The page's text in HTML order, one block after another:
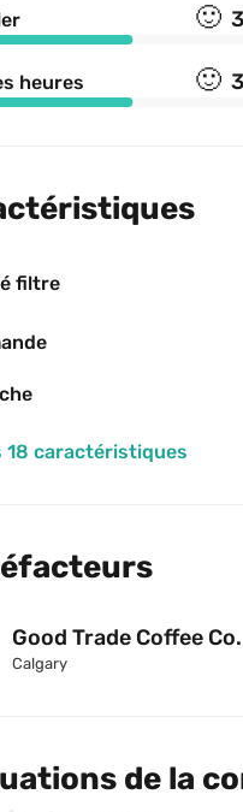
🙂
heures 🙂
filtre
18 caractéristiques
Good Trade Coffee Co.
Calgary
de la